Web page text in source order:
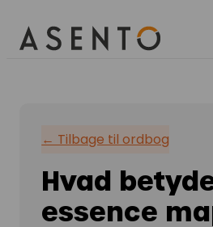
ORGANIC SEARCH
SEO
GEO
Viden
Webinar
Mød teamet
Nyhedsbrev
← Tilbage til ordbog
Hvad
essence